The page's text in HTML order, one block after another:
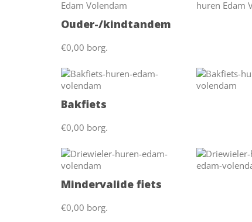
Ouder-/kindtandem
€0,00 borg.
Bakfiets
€0,00 borg.
Mindervalide fiets
€0,00 borg.